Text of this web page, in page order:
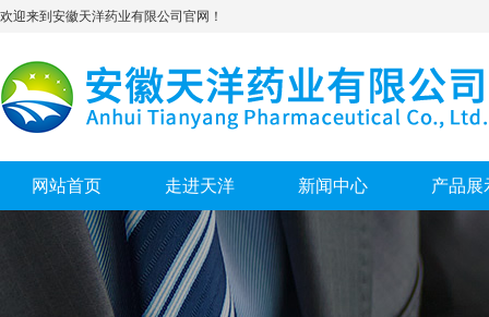
欢迎来到安徽天洋药业有限公司官网！
网站首页 走进天洋 新闻中心 产品展